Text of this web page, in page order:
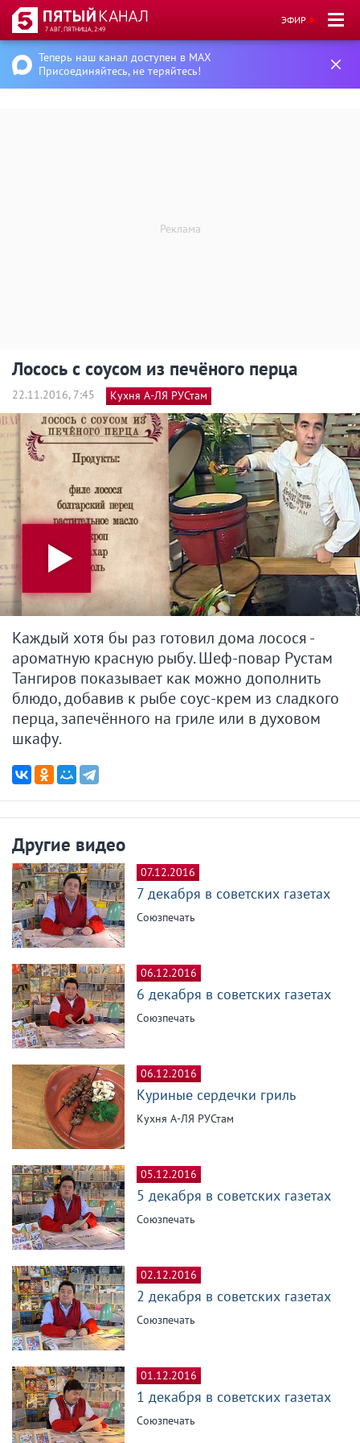
7 АВГ, ПЯТНИЦА, 2:49
ЭФИР
Теперь наш канал доступен в MAX
Присоединяйтесь, не теряйтесь!
Лосось с соусом из печёного перца
22.11.2016, 7:45 Кухня А-ЛЯ РУСтам
Каждый хотя бы раз готовил дома лосося -
ароматную красную рыбу. Шеф-повар Рустам
Тангиров показывает как можно дополнить
блюдо, добавив к рыбе соус-крем из сладкого
перца, запечённого на гриле или в духовом
шкафу.
Другие видео
07.12.2016
7 декабря в советских газетах
Союзпечать
06.12.2016
6 декабря в советских газетах
Союзпечать
06.12.2016
Куриные сердечки гриль
Кухня А-ЛЯ РУСтам
05.12.2016
5 декабря в советских газетах
Союзпечать
02.12.2016
2 декабря в советских газетах
Союзпечать
01.12.2016
1 декабря в советских газетах
Союзпечать